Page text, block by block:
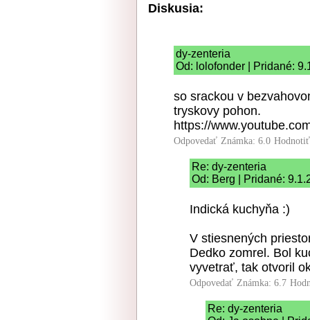
Diskusia:
dy-zenteria
Od: lolofonder | Pridané:
so srackou v
tryskovy pohon.
https://
Odpovedať Známka: 6.0
Re: dy-zenteria
Od: Berg | Pridané:
Indická kuchyňa :)
V stiesnených
Dedko zomrel. Bol
vyvetrať, tak otvoril
Odpovedať Známka: 6.7
Re: dy-zenteria